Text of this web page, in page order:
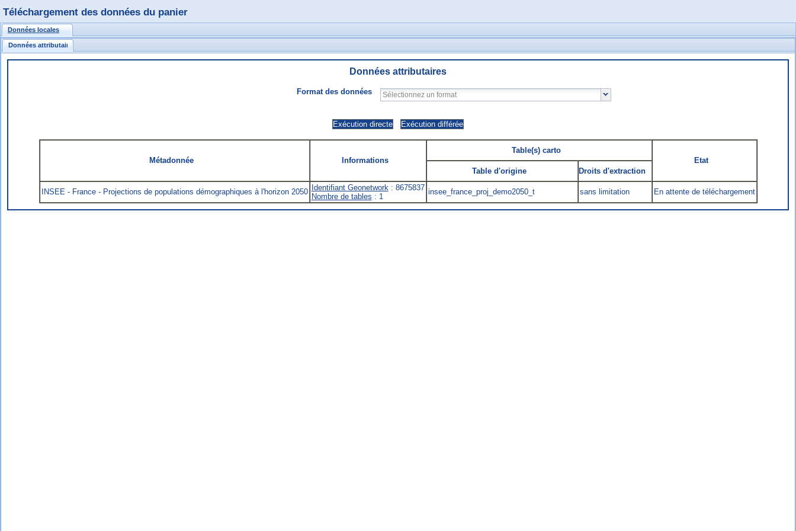
Données locales
Données attributaires
Données attributaires
Format des données
Métadonnée Informations
Table(s) carto
Etat
Table d'origine
Droits d'extraction
INSEE - France - Projections de populations démographiques à l'horizon 2050 Identifiant Geonetwork: 8675837
Nombre de tables : 1
insee_france_proj_demo2050_t sans limitation En attente de téléchargement
Téléchargement des données du panier